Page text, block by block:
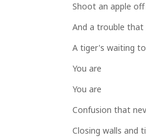
Shoot an apple
And a trouble that
A tiger's waiting
You are
You are
Confusion that
Closing walls and